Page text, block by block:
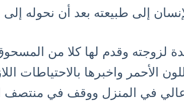
إلى طبيعته بعد أن نحوله إلى
لزوجته وقدم لها كلا من
الأحمر واخبرها بالاحتياطات
في المنزل ووقف في منتصف